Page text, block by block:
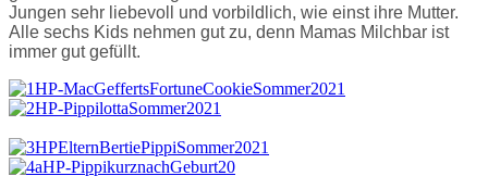
Jungen sehr liebevoll und vorbildlich, wie einst ihre Mutter.
Alle sechs Kids nehmen gut zu, denn Mamas Milchbar ist
immer gut gefüllt.